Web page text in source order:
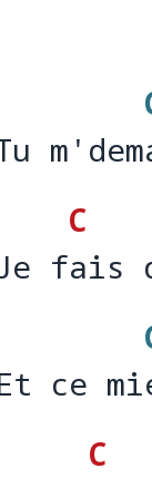
m'dem
f
C
ais
fais
ce mi
ce
C